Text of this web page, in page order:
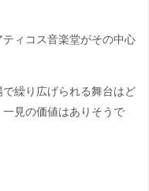
ィコス音楽堂がその中心
繰り広げられる舞台はど
見の価値はありそうで